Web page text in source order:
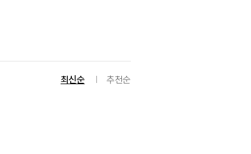
최신순 추천순